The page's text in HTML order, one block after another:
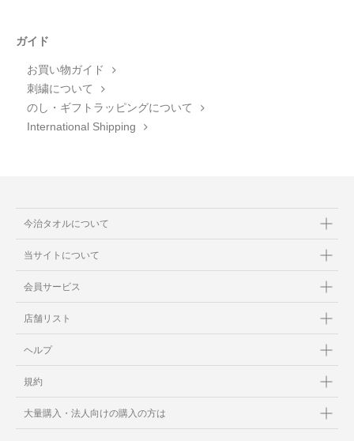
ガイド
お買い物ガイド
刺繍について
のし・ギフトラッピングについて
International Shipping
今治タオルについて
当サイトについて
会員サービス
店舗リスト
ヘルプ
規約
大量購入・法人向けの購入の方は